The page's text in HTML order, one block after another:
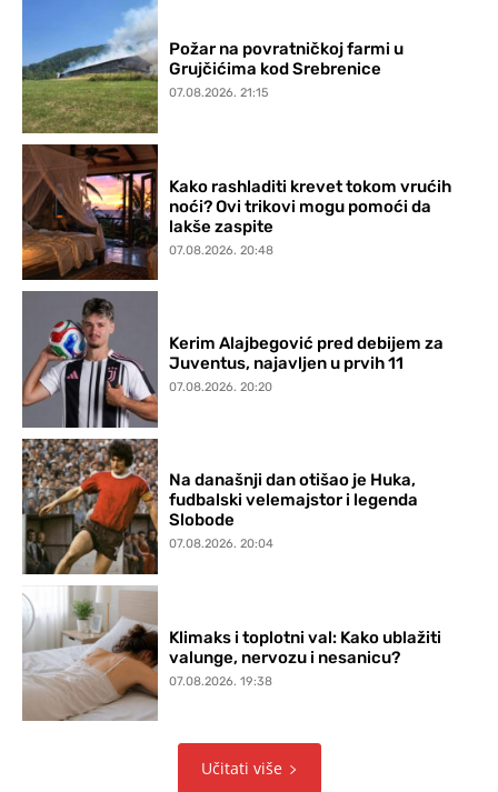
Požar na povratničkoj farmi u
Grujčićima kod Srebrenice
07.08.2026. 21:15
Kako rashladiti krevet tokom vrućih
noći? Ovi trikovi mogu pomoći da
lakše zaspite
07.08.2026. 20:48
Kerim Alajbegović pred debijem za
Juventus, najavljen u prvih 11
07.08.2026. 20:20
Na današnji dan otišao je Huka,
fudbalski velemajstor i legenda
Slobode
07.08.2026. 20:04
Klimaks i toplotni val: Kako ublažiti
valunge, nervozu i nesanicu?
07.08.2026. 19:38
Učitati više